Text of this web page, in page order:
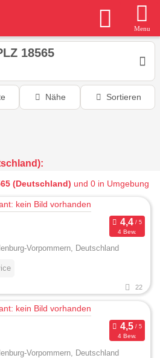
Menu
18565
Nähe Sortieren
(Deutschland) und 0 in Umgebung
4 Bew.
Vorpommern, Deutschland
22
4 Bew.
Vorpommern, Deutschland